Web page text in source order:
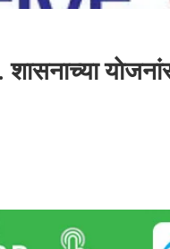
शासनाच्या